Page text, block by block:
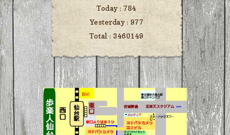
Today :784
Yesterday : 977
Total : 3460149